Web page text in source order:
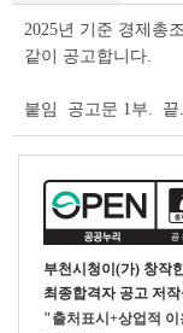
상
세
회
테
이
2025년 기준 경제총
같이 공고합니다.
붙임 공고문 1부. 끝.
부천시청이(가) 창작
최종합격자 공고 저작
"출처표시+상업적